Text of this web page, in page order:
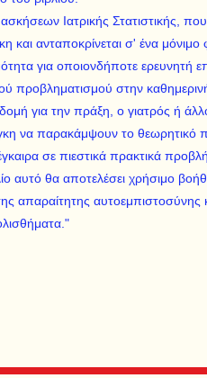
Ιατρικής Στατιστικής, που
και ανταποκρίνεται σ' ένα μόνιμο
για οποιονδήποτε ερευνητή
προβληματισμού στην
για την πράξη, ο γιατρός ή
να παρακάμψουν το θεωρητικό
σε πιεστικά πρακτικά
αυτό θα αποτελέσει χρήσιμο
απαραίτητης